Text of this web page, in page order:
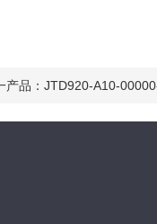
产品： JTD920-A10-